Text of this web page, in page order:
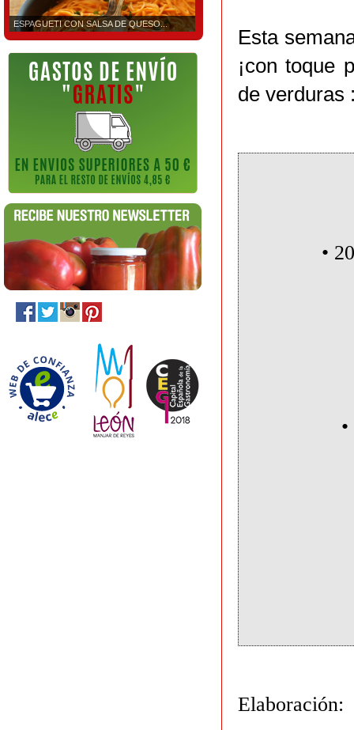
ESPAGUETI CON SALSA DE QUESO...
Esta
¡con toque
de verduras
•
Elaboración: